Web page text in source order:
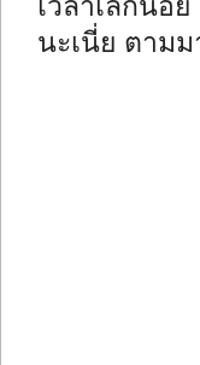
นะเนี่ย ตาม